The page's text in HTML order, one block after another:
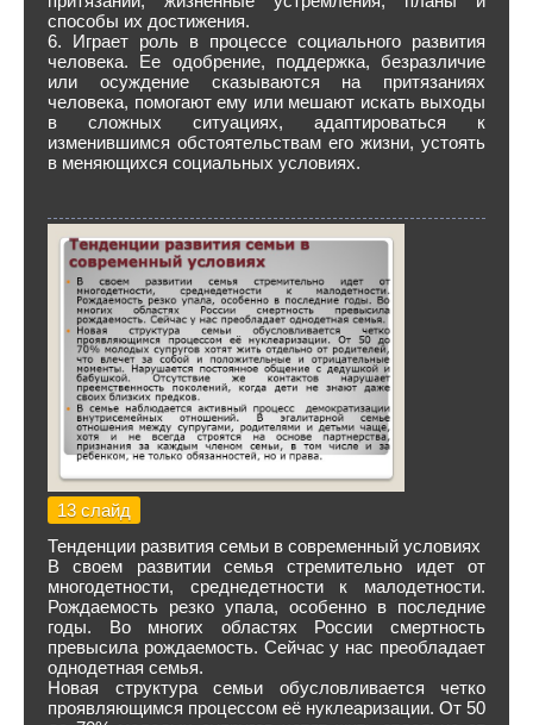
способы их достижения.
6. Играет роль в процессе социального развития
человека. Ее одобрение, поддержка, безразличие
или осуждение сказываются на притязаниях
человека, помогают ему или мешают искать выходы
в сложных ситуациях, адаптироваться к
изменившимся обстоятельствам его жизни, устоять
в меняющихся социальных условиях.
13 слайд
Тенденции развития семьи в современный условиях
В своем развитии семья стремительно идет от
многодетности, среднедетности к малодетности.
Рождаемость резко упала, особенно в последние
годы. Во многих областях России смертность
превысила рождаемость. Сейчас у нас преобладает
однодетная семья.
Новая структура семьи обусловливается четко
проявляющимся процессом её нуклеаризации. От 50